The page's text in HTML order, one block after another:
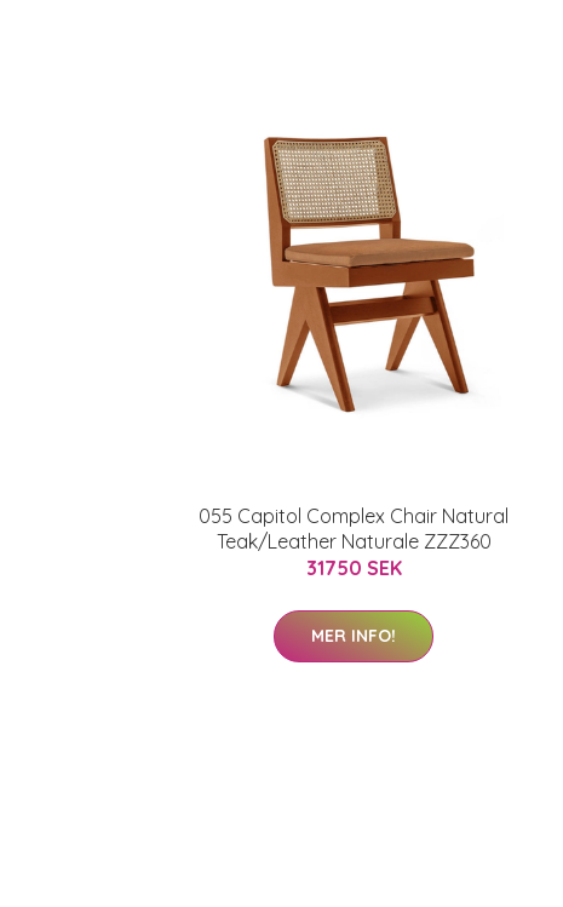
055 Capitol Complex Chair Natural
Teak/Leather Naturale ZZZ360
31750 SEK
MER INFO!